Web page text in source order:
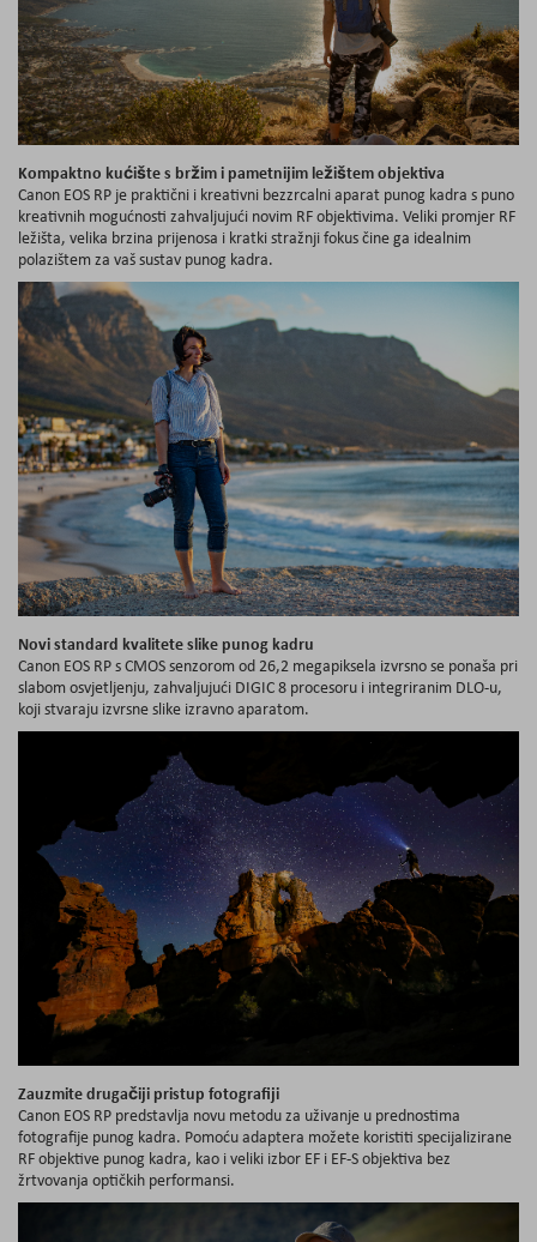
Kompaktno kućište s bržim i pametnijim ležištem objektiva
Canon EOS RP je praktični i kreativni bezzrcalni aparat punog kadra s puno
kreativnih mogućnosti zahvaljujući novim RF objektivima. Veliki promjer RF
ležišta, velika brzina prijenosa i kratki stražnji fokus čine ga idealnim
polazištem za vaš sustav punog kadra.
Novi standard kvalitete slike punog kadru
Canon EOS RP s CMOS senzorom od 26,2 megapiksela izvrsno se ponaša pri
slabom osvjetljenju, zahvaljujući DIGIC 8 procesoru i integriranim DLO-u,
koji stvaraju izvrsne slike izravno aparatom.
Zauzmite drugačiji pristup fotografiji
Canon EOS RP predstavlja novu metodu za uživanje u prednostima
fotografije punog kadra. Pomoću adaptera možete koristiti specijalizirane
RF objektive punog kadra, kao i veliki izbor EF i EF-S objektiva bez
žrtvovanja optičkih performansi.